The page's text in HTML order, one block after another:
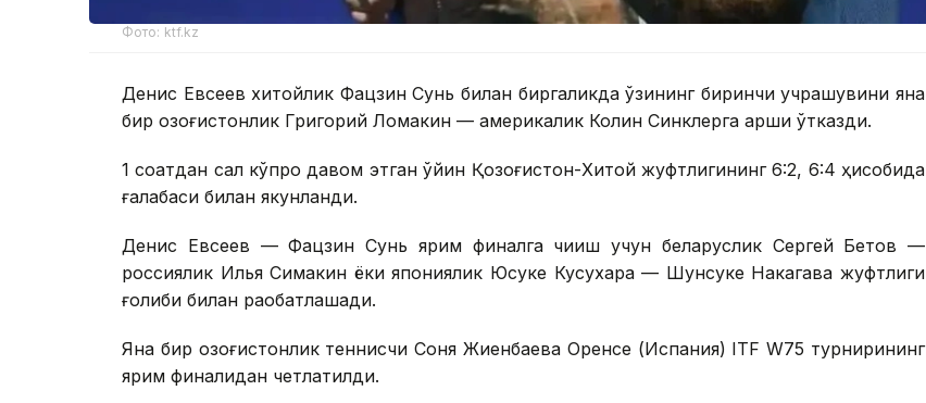
Фото: ktf.kz
Денис Евсеев хитойлик Фацзин Сунь билан биргаликда ўзининг биринчи учрашувини яна
бир қозоғистонлик Григорий Ломакин — америкалик Колин Синклерга қарши ўтказди.
1 соатдан сал кўпроқ давом этган ўйин Қозоғистон-Хитой жуфтлигининг 6:2, 6:4 ҳисобида
ғалабаси билан якунланди.
Денис Евсеев — Фацзин Сунь ярим финалга чиқиш учун беларуслик Сергей Бетов —
россиялик Илья Симакин ёки япониялик Юсуке Кусухара — Шунсуке Накагава жуфтлиги
ғолиби билан рақобатлашади.
Яна бир қозоғистонлик теннисчи Соня Жиенбаева Оренсе (Испания) ITF W75 турнирининг
ярим финалидан четлатилди.